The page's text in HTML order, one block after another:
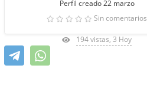
Perfil creado 22 marzo
Sin comentarios
194 vistas, 3 Hoy